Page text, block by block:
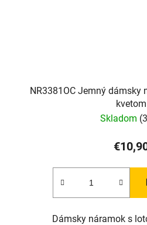
NR3381OC Jemný dámsky
kvetom
Skladom
Dámsky náramok s